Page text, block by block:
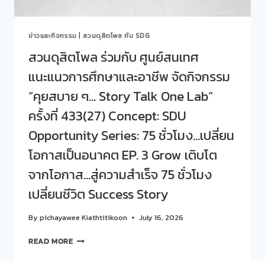
4
พลัง
สร้าง
อนาคต
ปี
ที่
ข่าวและกิจกรรม สวนดุสิตโพล กับ SDG
สวนดุสิตโพล ร่วมกับ ศูนย์สนเทศ
แนะแนวการศึกษาและอาชีพ จัดกิจกรรม
“คุยสบาย ๆ… Story Talk One Lab“
ครั้งที่ 433(27) Concept: SDU
Opportunity Series: 75 ชั่วโมง…เปลี่ยน
โอกาสเป็นอนาคต EP. 3 Grow เติบโต
จากโอกาส…สู่ความสำเร็จ 75 ชั่วโมง
เปลี่ยนชีวิต Success Story
Bypichayawee Kiathtitikoon July 16, 2026
READ MOREสวน